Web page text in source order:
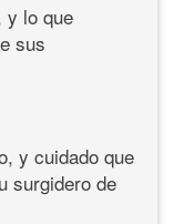
y lo que
sus
y cuidado que
surgidero de